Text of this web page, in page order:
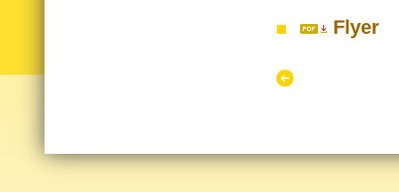
Flyer